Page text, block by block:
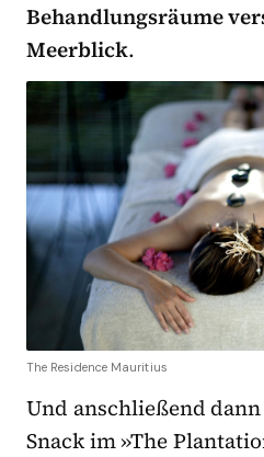
Behandlungsräume
Meerblick.
The Residence Mauritius
Und anschließend
Snack im »The